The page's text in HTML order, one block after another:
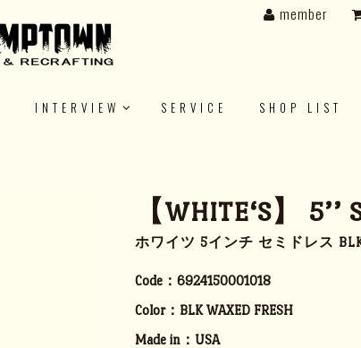
INTERVIEW SERVICE SHOP LIST
member
【WHITE‘S】 5’’
ホワイツ 5インチ セミドレス BLK
Code： 6924150001018
Color： BLK WAXED FRESH
Made in： USA